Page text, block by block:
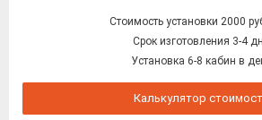
Стоимость установки 2000
Срок изготовления 3-4
Установка 6-8 кабин в
Калькулятор